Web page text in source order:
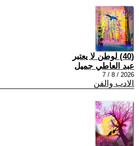
(40) لوطن لا يعتبر
عبد العاطي جميل
2026 / 8 / 7
الادب والفن